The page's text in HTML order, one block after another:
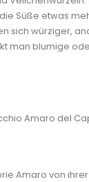
Süße etwas
sich würziger,
man blumige
Amaro del
Amaro von